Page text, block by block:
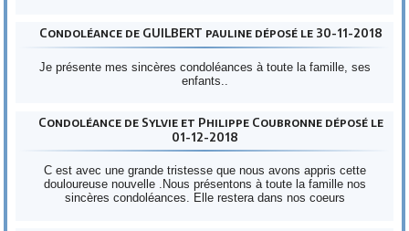
Condoléance de GUILBERT pauline déposé le 30-11-2018
Je présente mes sincères condoléances à toute la famille, ses
enfants..
Condoléance de Sylvie et Philippe Coubronne déposé le
01-12-2018
C est avec une grande tristesse que nous avons appris cette
douloureuse nouvelle .Nous présentons à toute la famille nos
sincères condoléances. Elle restera dans nos coeurs